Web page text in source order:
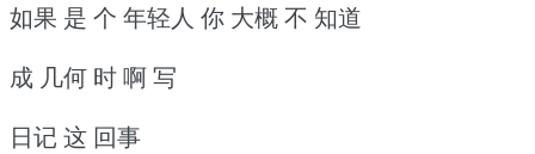
如果 是 个 年轻人 你 大概 不 知道
成 几何 时 啊 写
日记 这 回事